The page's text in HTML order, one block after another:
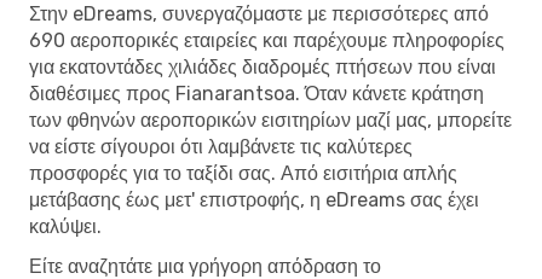
Στην eDreams, συνεργαζόμαστε με περισσότερες από
690 αεροπορικές εταιρείες και παρέχουμε πληροφορίες
για εκατοντάδες χιλιάδες διαδρομές πτήσεων που είναι
διαθέσιμες προς Fianarantsoa. Όταν κάνετε κράτηση
των φθηνών αεροπορικών εισιτηρίων μαζί μας, μπορείτε
να είστε σίγουροι ότι λαμβάνετε τις καλύτερες
προσφορές για το ταξίδι σας. Από εισιτήρια απλής
μετάβασης έως μετ' επιστροφής, η eDreams σας έχει
καλύψει.
Είτε αναζητάτε μια γρήγορη απόδραση το